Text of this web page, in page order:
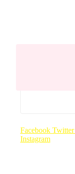
Facebook Twitter
Instagram